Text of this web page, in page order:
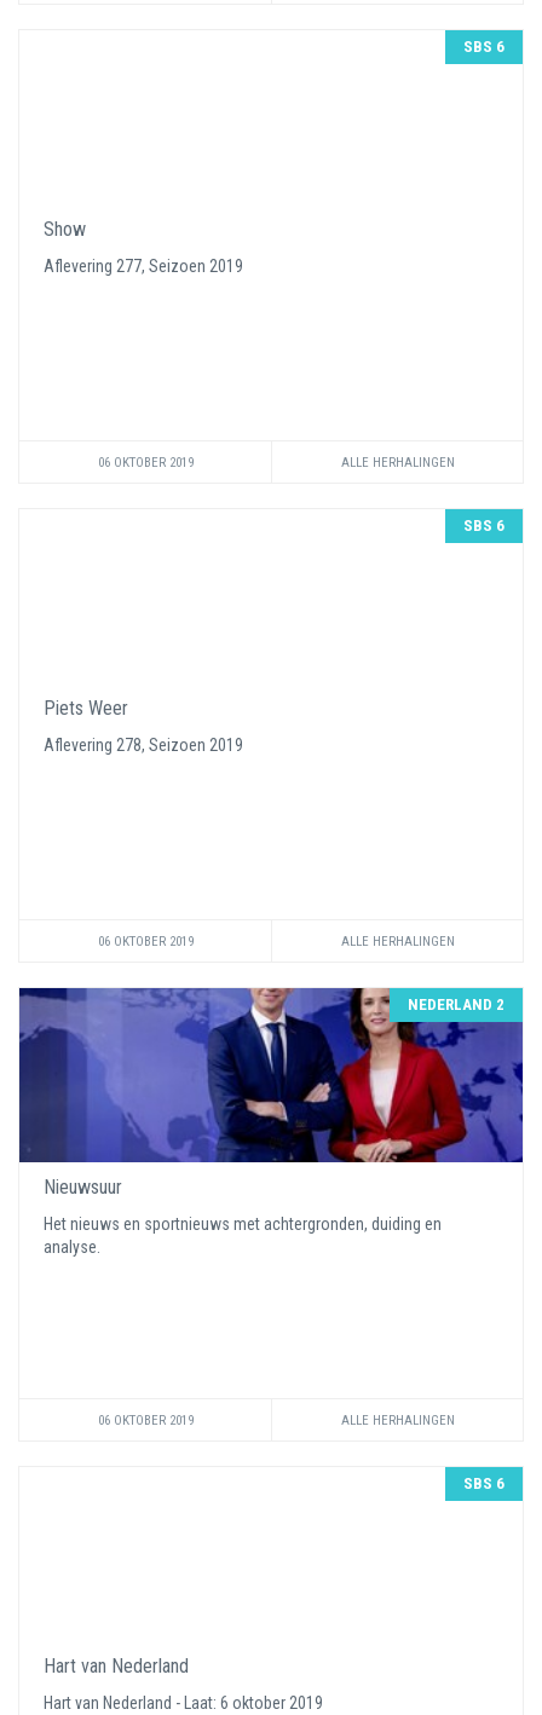
SBS 6
Show
Aflevering 277, Seizoen 2019
06 OKTOBER 2019 ALLE HERHALINGEN
SBS 6
Piets Weer
Aflevering 278, Seizoen 2019
06 OKTOBER 2019 ALLE HERHALINGEN
NEDERLAND 2
Nieuwsuur
Het nieuws en sportnieuws met achtergronden, duiding en
analyse.
06 OKTOBER 2019 ALLE HERHALINGEN
SBS 6
Hart van Nederland
Hart van Nederland - Laat: 6 oktober 2019